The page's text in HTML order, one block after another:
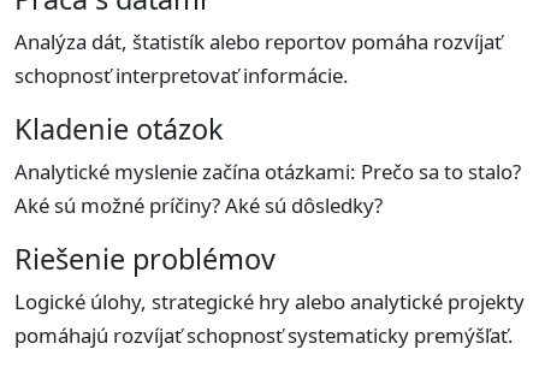
Analýza dát, štatistík alebo reportov pomáha rozvíjať
schopnosť interpretovať informácie.
Kladenie otázok
Analytické myslenie začína otázkami: Prečo sa to stalo?
Aké sú možné príčiny? Aké sú dôsledky?
Riešenie problémov
Logické úlohy, strategické hry alebo analytické projekty
pomáhajú rozvíjať schopnosť systematicky premýšľať.